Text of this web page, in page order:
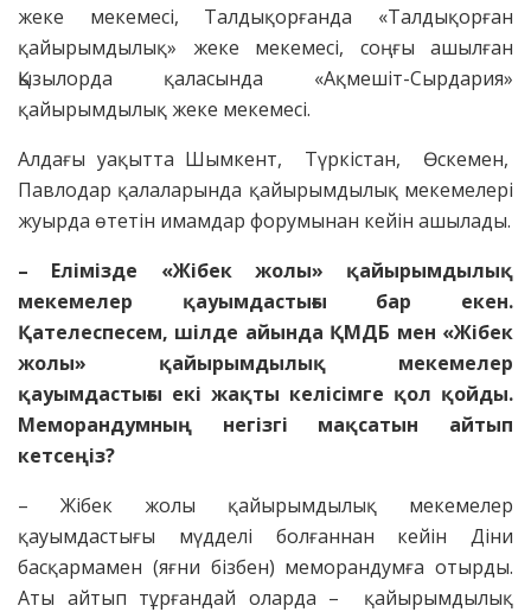
жеке мекемесі, Талдықорғанда «Талдықорған
қайырымдылық» жеке мекемесі, соңғы ашылған
Қызылорда қаласында «Ақмешіт-Сырдария»
қайырымдылық жеке мекемесі.
Алдағы уақытта Шымкент, Түркістан, Өскемен,
Павлодар қалаларында қайырымдылық мекемелері
жуырда өтетін имамдар форумынан кейін ашылады.
– Елімізде «Жібек жолы» қайырымдылық
мекемелер қауымдастығы бар екен.
Қателеспесем, шілде айында ҚМДБ мен «Жібек
жолы» қайырымдылық мекемелер
қауымдастығы екі жақты келісімге қол қойды.
Меморандумның негізгі мақсатын айтып
кетсеңіз?
– Жібек жолы қайырымдылық мекемелер
қауымдастығы мүдделі болғаннан кейін Діни
басқармамен (яғни бізбен) меморандумға отырды.
Аты айтып тұрғандай оларда – қайырымдылық